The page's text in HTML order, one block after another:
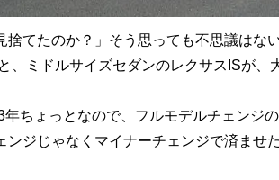
捨てたのか？」そう思っても不思議はな
、ミドルサイズセダンのレクサスISが、
ちょっとなので、フルモデルチェンジ
ンジじゃなくマイナーチェンジで済ませた